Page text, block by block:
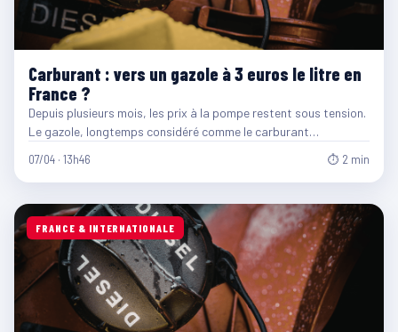
Carburant : vers un gazole à 3 euros le litre en
France ?
Depuis plusieurs mois, les prix à la pompe restent sous tension.
Le gazole, longtemps considéré comme le carburant…
07/04 · 13h46 ⏱ 2 min
FRANCE & INTERNATIONALE